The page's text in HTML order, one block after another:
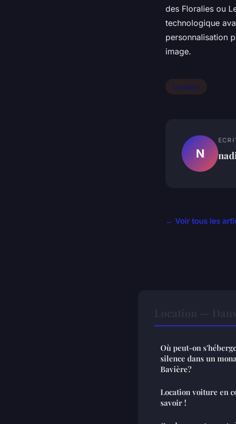
des Floralies ou
technologique
personnalisation
image.
Location
N
← Voir tous les
Où peut-on
silence dans un
Bavière?
Location voiture en
savoir !